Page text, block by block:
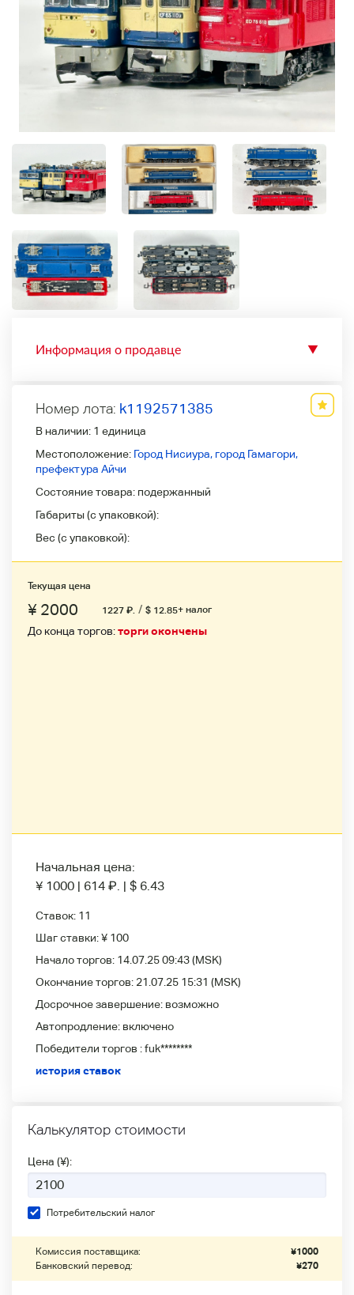
Информация о продавце ▼
Номер лота: k1192571385
В наличии: 1 единица
Местоположение: Город Нисиура, город Гамагори,
префектура Айчи
Состояние товара: подержанный
Габариты (с упаковкой):
Вес (с упаковкой):
Текущая цена
¥ 2000 1227 ₽ / $ 12.85+ налог
До конца торгов:торги окончены
Начальная цена:
¥ 1000 | 614 ₽ | $ 6.43
Ставок: 11
Шаг ставки:¥ 100
Начало торгов: 14.07.25 09:43(MSK)
Окончание торгов: 21.07.25 15:31 (MSK)
Досрочное завершение: возможно
Автопродление: включено
Победители
торгов :fuk********
история ставок
Калькулятор стоимости
Цена (¥):
Потребительский налог
Комиссия поставщика: ¥1000
Банковский перевод:
¥270